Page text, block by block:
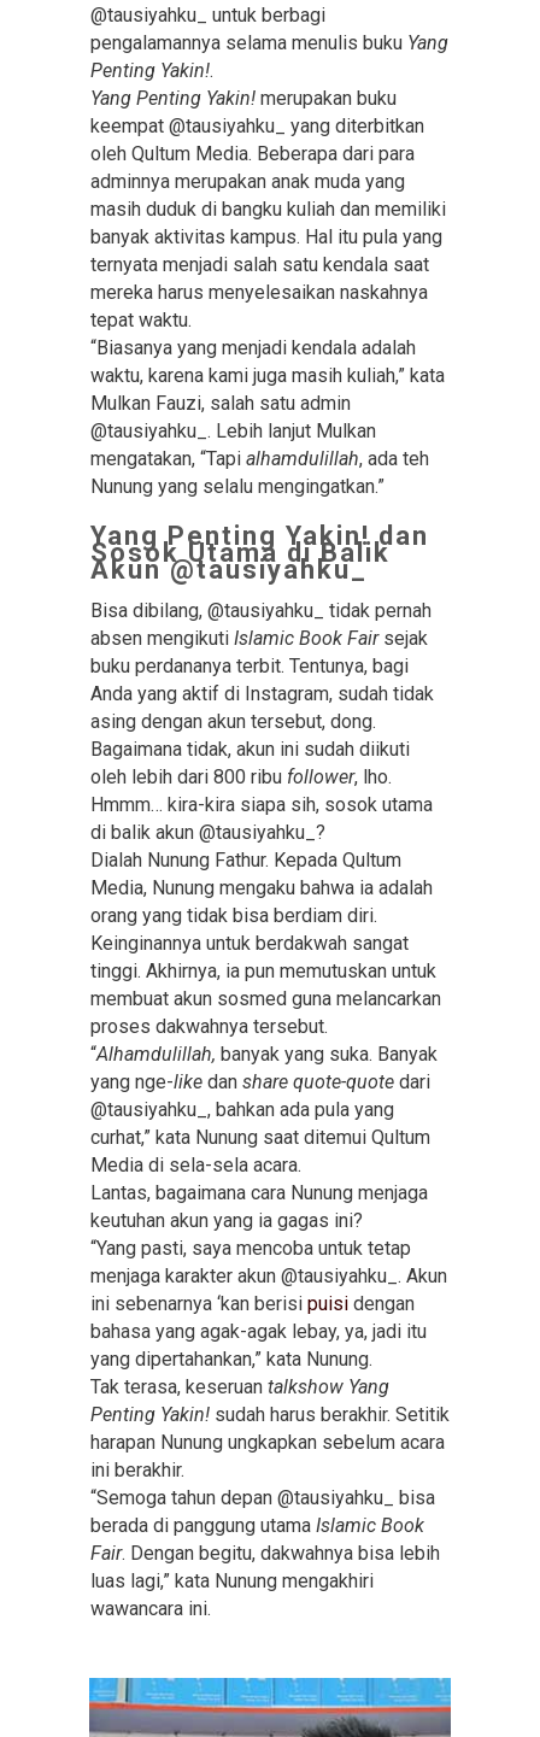
@tausiyahku_ untuk berbagi
pengalamannya selama menulis buku Yang
Penting Yakin!.
Yang Penting Yakin! merupakan buku
keempat @tausiyahku_ yang diterbitkan
oleh Qultum Media. Beberapa dari para
adminnya merupakan anak muda yang
masih duduk di bangku kuliah dan memiliki
banyak aktivitas kampus. Hal itu pula yang
ternyata menjadi salah satu kendala saat
mereka harus menyelesaikan naskahnya
tepat waktu.
“Biasanya yang menjadi kendala adalah
waktu, karena kami juga masih kuliah,” kata
Mulkan Fauzi, salah satu admin
@tausiyahku_. Lebih lanjut Mulkan
mengatakan, “Tapi alhamdulillah, ada teh
Nunung yang selalu mengingatkan.”
Yang Penting Yakin! dan
Sosok Utama di Balik
Akun @tausiyahku_
Bisa dibilang, @tausiyahku_ tidak pernah
absen mengikuti Islamic Book Fairsejak
buku perdananya terbit. Tentunya, bagi
Anda yang aktif di Instagram, sudah tidak
asing dengan akun tersebut, dong.
Bagaimana tidak, akun ini sudah diikuti
oleh lebih dari 800 ribu follower, lho.
Hmmm… kira-kira siapa sih, sosok utama
di balik akun @tausiyahku_?
Dialah Nunung Fathur. Kepada Qultum
Media, Nunung mengaku bahwa ia adalah
orang yang tidak bisa berdiam diri.
Keinginannya untuk berdakwah sangat
tinggi. Akhirnya, ia pun memutuskan untuk
membuat akun sosmed guna melancarkan
proses dakwahnya tersebut.
“Alhamdulillah, banyak yang suka. Banyak
yang nge-like dan share quote-quote dari
@tausiyahku_, bahkan ada pula yang
curhat,” kata Nunung saat ditemui Qultum
Media di sela-sela acara.
Lantas, bagaimana cara Nunung menjaga
keutuhan akun yang ia gagas ini?
“Yang pasti, saya mencoba untuk tetap
menjaga karakter akun @tausiyahku_. Akun
ini sebenarnya ‘kan berisi puisi dengan
bahasa yang agak-agak lebay, ya, jadi itu
yang dipertahankan,” kata Nunung.
Tak terasa, keseruan talkshow Yang
Penting Yakin! sudah harus berakhir. Setitik
harapan Nunung ungkapkan sebelum acara
ini berakhir.
“Semoga tahun depan @tausiyahku_ bisa
berada di panggung utama Islamic Book
Fair. Dengan begitu, dakwahnya bisa lebih
luas lagi,” kata Nunung mengakhiri
wawancara ini.